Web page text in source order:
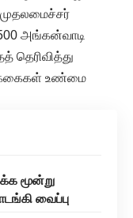
அங்கன்வாடி
உண்மை
மூன்று
வைப்பு